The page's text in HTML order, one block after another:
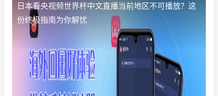
日本看央视频世界杯中文直播当前地区不可播放？这
份终极指南为你解忧